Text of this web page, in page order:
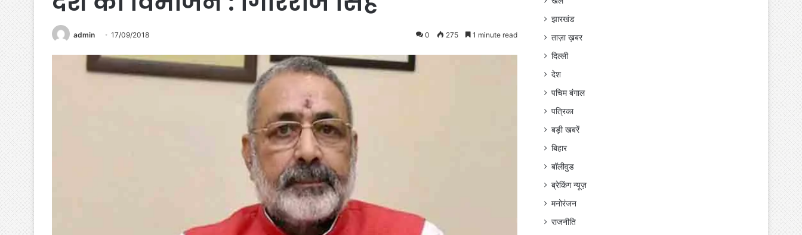
admin 17/09/2018 0 275 1 minute read
झारखंड
ताज़ा ख़बर
दिल्ली
देश
पचिम बंगाल
पत्रिका
बड़ी खबरें
बिहार
बॉलीवुड
ब्रेकिंग न्यूज़
मनोरंजन
राजनीति